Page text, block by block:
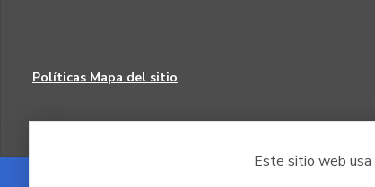
Este sitio web usa
Políticas Mapa del sitio